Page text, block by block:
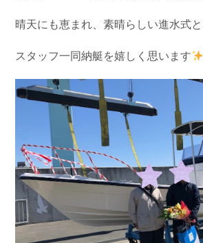
お問い合わせ
Contact us
採用情報
晴天にも恵まれ、素晴らしい進水式と
スタッフ一同納艇を嬉しく思います